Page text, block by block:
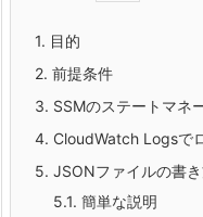
1. 目的
2. 前提条件
3. SSMのステートマネ
4. CloudWatch Logsで
5. JSONファイルの書
5.1. 簡単な説明